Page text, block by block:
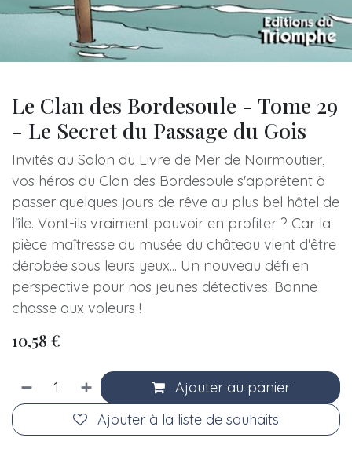
Le Clan des Bordesoule - Tome 29
- Le Secret du Passage du Gois
Invités au Salon du Livre de Mer de Noirmoutier,
vos héros du Clan des Bordesoule s'apprêtent à
passer quelques jours de rêve au plus bel hôtel de
l'île. Vont-ils vraiment pouvoir en profiter ? Car la
pièce maîtresse du musée du château vient d'être
dérobée sous leurs yeux... Un nouveau défi en
perspective pour nos jeunes détectives. Bonne
chasse aux voleurs !
10,58 €
Ajouter au panier
Ajouter à la liste de souhaits